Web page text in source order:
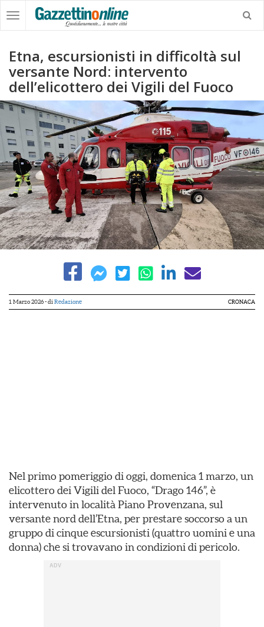
Etna, escursionisti in difficoltà sul
versante Nord: intervento
dell’elicottero dei Vigili del Fuoco
1 Marzo 2026- di Redazione CRONACA
Nel primo pomeriggio di oggi, domenica 1 marzo, un
elicottero dei Vigili del Fuoco, “Drago 146”, è
intervenuto in località Piano Provenzana, sul
versante nord dell’Etna, per prestare soccorso a un
gruppo di cinque escursionisti (quattro uomini e una
donna) che si trovavano in condizioni di pericolo.